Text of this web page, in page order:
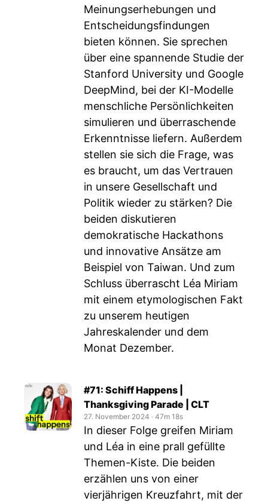
Meinungserhebungen und
Entscheidungsfindungen
bieten können. Sie sprechen
über eine spannende Studie der
Stanford University und Google
DeepMind, bei der KI-Modelle
menschliche Persönlichkeiten
simulieren und überraschende
Erkenntnisse liefern. Außerdem
stellen sie sich die Frage, was
es braucht, um das Vertrauen
in unsere Gesellschaft und
Politik wieder zu stärken? Die
beiden diskutieren
demokratische Hackathons
und innovative Ansätze am
Beispiel von Taiwan. Und zum
Schluss überrascht Léa Miriam
mit einem etymologischen Fakt
zu unserem heutigen
Jahreskalender und dem
Monat Dezember.
#71: Schiff Happens |
Thanksgiving Parade | CLT
27. November 2024 ‧ 47m 18s
In dieser Folge greifen Miriam
und Léa in eine prall gefüllte
Themen-Kiste. Die beiden
erzählen uns von einer
vierjährigen Kreuzfahrt, mit der